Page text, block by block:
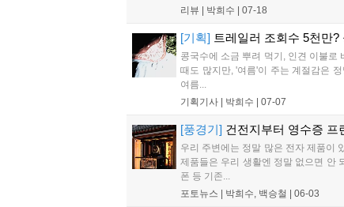
리뷰 | 박희수 07-18
[기획] 트레일러 조회수 5천만
콩국수에 소금 뿌려 먹기, 인견 이불로
때도 많지만, '여름'이 주는 계절감은
여름...
기획기사 | 박희수 07-07
[풍경기] 건전지부터 영수증 프
우리 주변에는 정말 많은 전자 제품이
제품들은 우리 생활엔 정말 없으면 안
폰 등 기존...
포토뉴스 | 박희수, 백승철 06-03